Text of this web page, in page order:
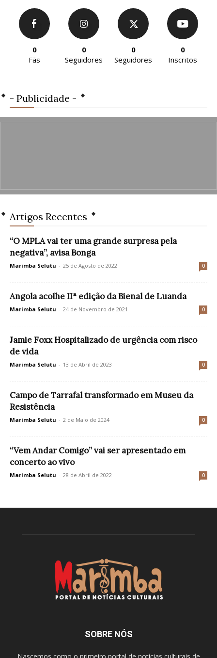
0
Fãs
0
Seguidores
0
Seguidores
0
Inscritos
- Publicidade -
Artigos Recentes
“O MPLA vai ter uma grande surpresa pela
negativa”, avisa Bonga
Marimba Selutu - 25 de Agosto de 2022 0
Angola acolhe IIª edição da Bienal de Luanda
Marimba Selutu - 24 de Novembro de 2021 0
Jamie Foxx Hospitalizado de urgência com risco
de vida
Marimba Selutu - 13 de Abril de 2023 0
Campo de Tarrafal transformado em Museu da
Resistência
Marimba Selutu - 2 de Maio de 2024 0
“Vem Andar Comigo” vai ser apresentado em
concerto ao vivo
Marimba Selutu - 28 de Abril de 2022 0
SOBRE NÓS